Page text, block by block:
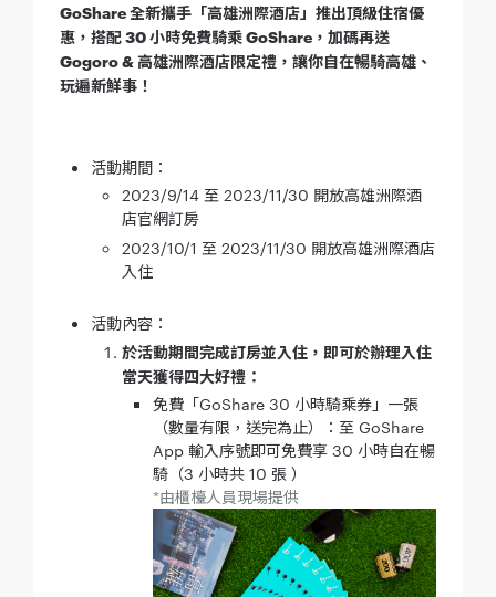
GoShare 全新攜手「高雄洲際酒店」推出頂級住宿優
惠，搭配 30 小時免費騎乘 GoShare，加碼再送
Gogoro & 高雄洲際酒店限定禮，讓你自在暢騎高雄、
玩遍新鮮事！
活動期間：
2023/9/14 至 2023/11/30 開放高雄洲際酒
店官網訂房
2023/10/1 至 2023/11/30 開放高雄洲際酒店
入住
活動內容：
於活動期間完成訂房並入住，即可於辦理入住
當天獲得四大好禮：
免費「GoShare 30 小時騎乘券」一張
（數量有限，送完為止）：至 GoShare
App 輸入序號即可免費享 30 小時自在暢
騎（3 小時共 10 張 ）
*由櫃檯人員現場提供